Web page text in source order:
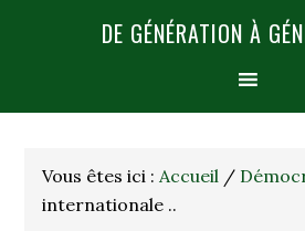
DE GÉNÉRATION À
Vous êtes ici :Accueil /
internationale ..